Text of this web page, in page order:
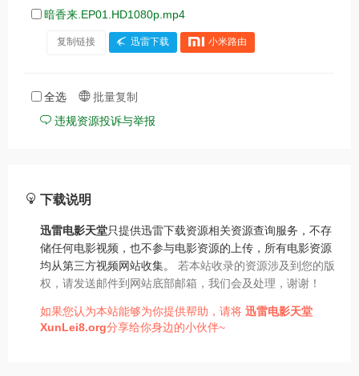
暗香来.EP01.HD1080p.mp4
复制链接 迅雷下载 小米路由
全选
批量复制
违规资源投诉与举报
下载说明
迅雷电影天堂只提供迅雷下载资源相关资源查询服务，不存
储任何电影视频，也不参与电影资源的上传，所有电影资源
均从第三方视频网站收集。 若本站收录的资源涉及到您的版
权，请发送邮件到网站底部邮箱，我们会及处理，谢谢！
如果您认为本站能够为你提供帮助，请将 迅雷电影天堂
XunLei8.org分享给你身边的小伙伴~